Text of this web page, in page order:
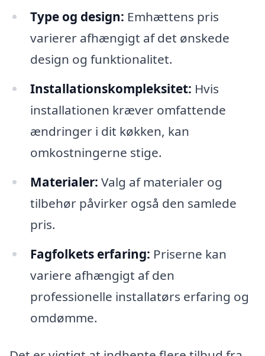
Type og design: Emhættens pris
varierer afhængigt af det ønskede
design og funktionalitet.
Installationskompleksitet: Hvis
installationen kræver omfattende
ændringer i dit køkken, kan
omkostningerne stige.
Materialer: Valg af materialer og
tilbehør påvirker også den samlede
pris.
Fagfolkets erfaring: Priserne kan
variere afhængigt af den
professionelle installatørs erfaring og
omdømme.